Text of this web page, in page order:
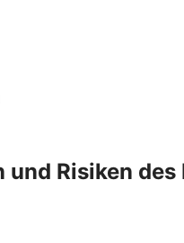
und Risiken